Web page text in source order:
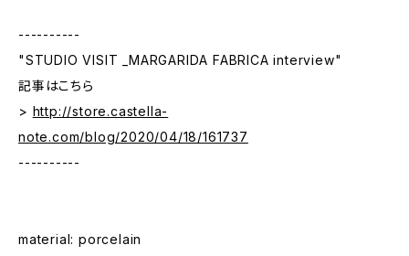
----------
"STUDIO VISIT _MARGARIDA FABRICA interview"
記事はこちら
> http://store.castella-
note.com/blog/2020/04/18/161737
----------
material: porcelain